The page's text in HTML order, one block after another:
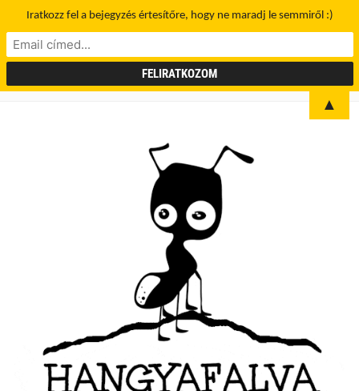
Iratkozz fel a bejegyzés értesítőre, hogy ne maradj le semmiről :)
▲